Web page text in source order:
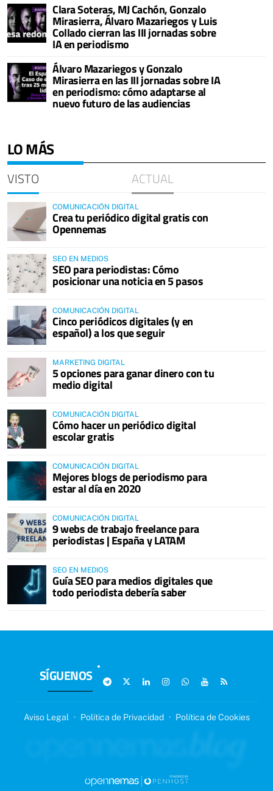
Clara Soteras, MJ Cachón, Gonzalo
Mirasierra, Álvaro Mazariegos y Luis
Collado cierran las III jornadas sobre
IA en periodismo
Álvaro Mazariegos y Gonzalo
Mirasierra en las III jornadas sobre IA
en periodismo: cómo adaptarse al
nuevo futuro de las audiencias
LO MÁS
VISTO ACTUAL
COMUNICACIÓN DIGITAL
Crea tu periódico digital gratis con
Opennemas
SEO EN MEDIOS
SEO para periodistas: Cómo
posicionar una noticia en 5 pasos
COMUNICACIÓN DIGITAL
Cinco periódicos digitales (y en
español) a los que seguir
MARKETING DIGITAL
5 opciones para ganar dinero con tu
medio digital
COMUNICACIÓN DIGITAL
Cómo hacer un periódico digital
escolar gratis
COMUNICACIÓN DIGITAL
Mejores blogs de periodismo para
estar al día en 2020
COMUNICACIÓN DIGITAL
9 webs de trabajo freelance para
periodistas | España y LATAM
SEO EN MEDIOS
Guía SEO para medios digitales que
todo periodista debería saber
SÍGUENOS
Aviso Legal · Política de Privacidad · Política de Cookies